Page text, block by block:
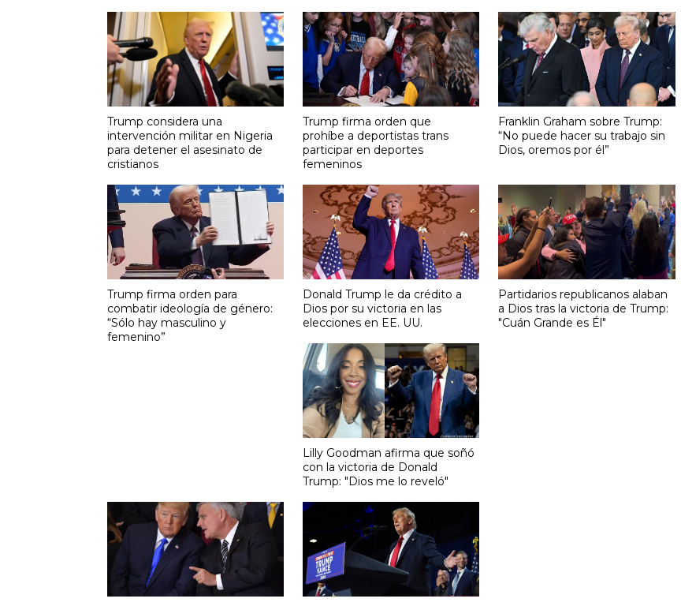
Trump considera una
intervención militar en Nigeria
para detener el asesinato de
cristianos
Trump firma orden que
prohíbe a deportistas trans
participar en deportes
femeninos
Franklin Graham sobre Trump:
“No puede hacer su trabajo sin
Dios, oremos por él”
Trump firma orden para
combatir ideología de género:
“Sólo hay masculino y
femenino”
Donald Trump le da crédito a
Dios por su victoria en las
elecciones en EE. UU.
Partidarios republicanos alaban
a Dios tras la victoria de Trump:
"Cuán Grande es Él"
Lilly Goodman afirma que soñó
con la victoria de Donald
Trump: "Dios me lo reveló"